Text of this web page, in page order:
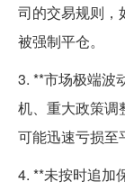
司的交易规则，
被强制平仓。
3. **市场极端波
机、重大政策调
可能迅速亏损至
4. **未按时追加